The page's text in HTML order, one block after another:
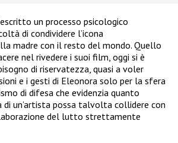
un processo psicologico
di condividere l’icona
madre con il resto del mondo. Quello
nel rivedere i suoi film, oggi si è
di riservatezza, quasi a voler
e i gesti di Eleonora solo per la sfera
di difesa che evidenzia quanto
di un’artista possa talvolta collidere con
del lutto strettamente